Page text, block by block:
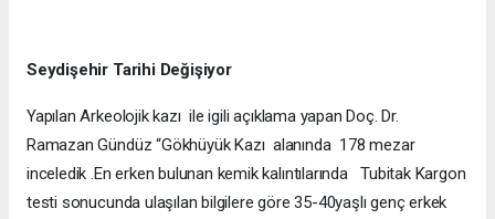
Seydişehir Tarihi Değişiyor
Yapılan Arkeolojik kazı ile igili açıklama yapan Doç. Dr.
Ramazan Gündüz “Gökhüyük Kazı alanında 178 mezar
inceledik .En erken bulunan kemik kalıntılarında Tubitak Kargon
testi sonucunda ulaşılan bilgilere göre 35-40yaşlı genç erkek